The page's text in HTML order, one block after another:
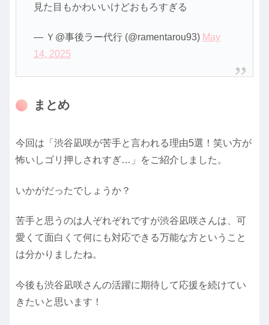
見た目もかわいいけどおもろすぎる
— Ｙ@事後ラー代行 (@ramentarou93) May
14, 2025
まとめ
今回は「渋谷凪咲が苦手と言われる理由5選！笑い方が
怖いしゴリ押しされすぎ…」をご紹介しました。
いかがだったでしょうか？
苦手と思うのは人ぞれぞれですが渋谷凪咲さんは、可
愛くて面白くて何にも対応できる万能な方ということ
は分かりましたね。
今後も渋谷凪咲さんの活躍に期待して応援を続けてい
きたいと思います！